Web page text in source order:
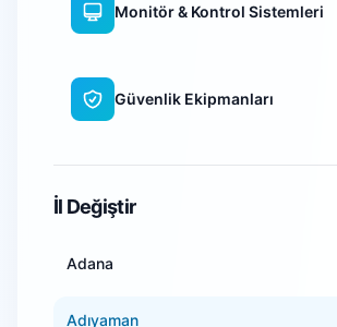
Monitör & Kontrol Sistemleri
Güvenlik Ekipmanları
İl Değiştir
Adana
Adıyaman